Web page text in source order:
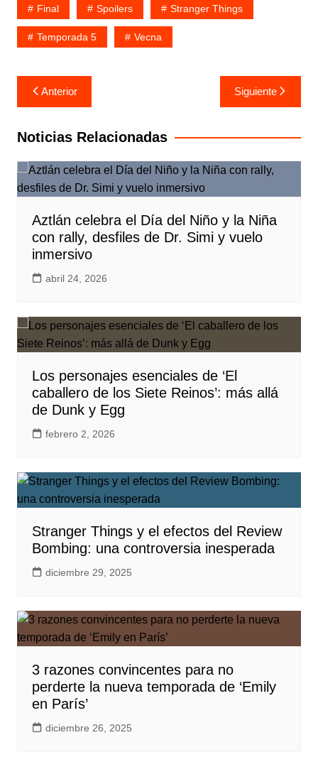
Final Spoilers Stranger Things
Temporada 5 Vecna
Navegación
de
entradas
Anterior Siguiente
Noticias Relacionadas
Aztlán celebra el Día del Niño y la Niña
con rally, desfiles de Dr. Simi y vuelo
inmersivo
abril 24, 2026
Los personajes esenciales de ‘El
caballero de los Siete Reinos’: más allá
de Dunk y Egg
febrero 2, 2026
Stranger Things y el efectos del Review
Bombing: una controversia inesperada
diciembre 29, 2025
3 razones convincentes para no
perderte la nueva temporada de ‘Emily
en París’
diciembre 26, 2025